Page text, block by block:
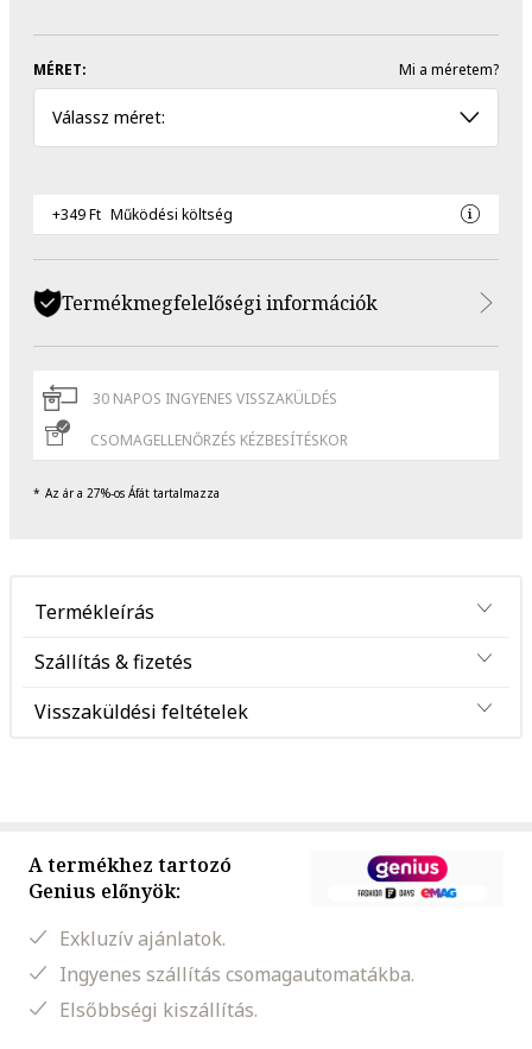
MÉRET: Mi a méretem?
Válassz méret:
+349 Ft Működési költség
Termékmegfelelőségi információk
30 NAPOS INGYENES VISSZAKÜLDÉS
CSOMAGELLENŐRZÉS KÉZBESÍTÉSKOR
Az ár a 27%-os Áfát tartalmazza
Termékleírás
Szállítás & fizetés
Visszaküldési feltételek
A termékhez tartozó
Genius előnyök:
Exkluzív ajánlatok.
Ingyenes szállítás csomagautomatákba.
Elsőbbségi kiszállítás.